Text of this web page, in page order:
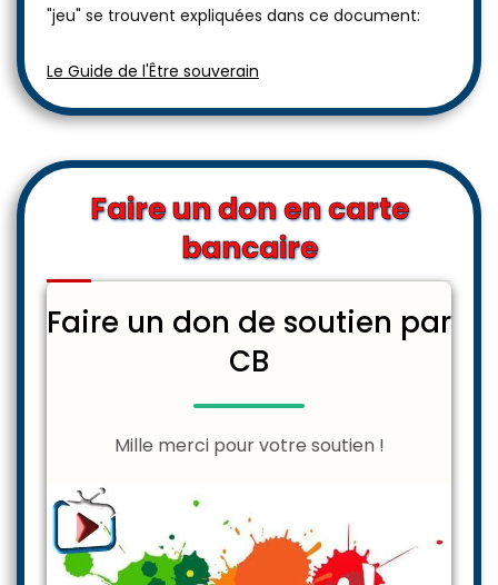
"jeu" se trouvent expliquées dans ce document:
Le Guide de l'Être souverain
Faire un don en carte
bancaire
Faire un don de soutien par
CB
Mille merci pour votre soutien !